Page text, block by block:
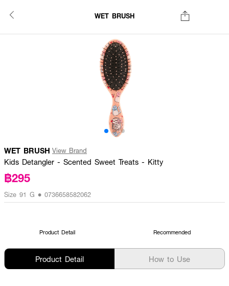
WET BRUSH
WET BRUSH View Brand
Kids Detangler - Scented Sweet Treats - Kitty
฿295
Size 91 G • 0736658582062
Product Detail Recommended
Product Detail How to Use